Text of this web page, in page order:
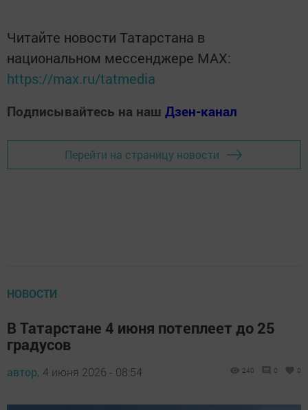
Читайте новости Татарстана в
национальном мессенджере MАХ:
https://max.ru/tatmedia
Подписывайтесь на наш Дзен-канал
Перейти на страницу новости
НОВОСТИ
В Татарстане 4 июня потеплеет до 25
градусов
автор, 4 июня 2026 - 08:54 240 0 0